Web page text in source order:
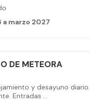
a marzo 2027
DE METEORA
y desayuno diario.
Entradas ...